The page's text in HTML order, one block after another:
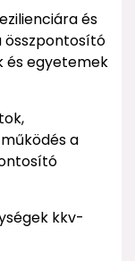
és
összpontosító
és egyetemek
a
kkv-